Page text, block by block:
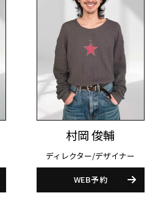
村岡 俊輔
ディレクター/デザイナー
WEB予約